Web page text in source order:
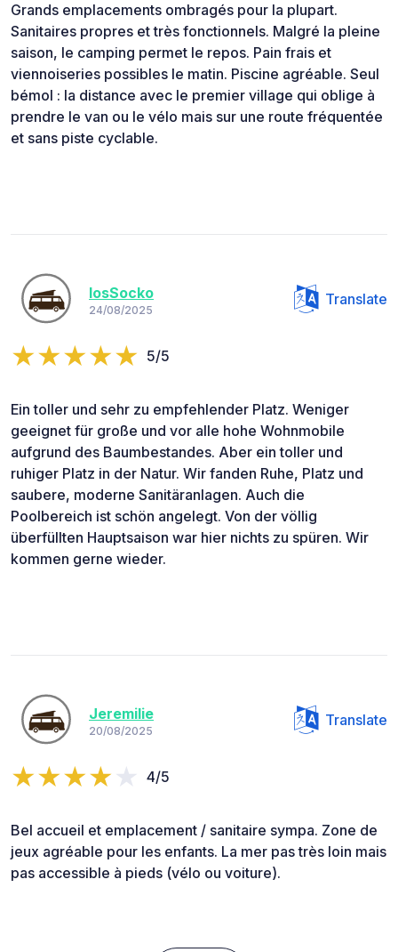
Grands emplacements ombragés pour la plupart.
Sanitaires propres et très fonctionnels. Malgré la pleine
saison, le camping permet le repos. Pain frais et
viennoiseries possibles le matin. Piscine agréable. Seul
bémol : la distance avec le premier village qui oblige à
prendre le van ou le vélo mais sur une route fréquentée
et sans piste cyclable.
losSocko
24/08/2025
Translate
5/5
Ein toller und sehr zu empfehlender Platz. Weniger
geeignet für große und vor alle hohe Wohnmobile
aufgrund des Baumbestandes. Aber ein toller und
ruhiger Platz in der Natur. Wir fanden Ruhe, Platz und
saubere, moderne Sanitäranlagen. Auch die
Poolbereich ist schön angelegt. Von der völlig
überfüllten Hauptsaison war hier nichts zu spüren. Wir
kommen gerne wieder.
Jeremilie
20/08/2025
Translate
4/5
Bel accueil et emplacement / sanitaire sympa. Zone de
jeux agréable pour les enfants. La mer pas très loin mais
pas accessible à pieds (vélo ou voiture).